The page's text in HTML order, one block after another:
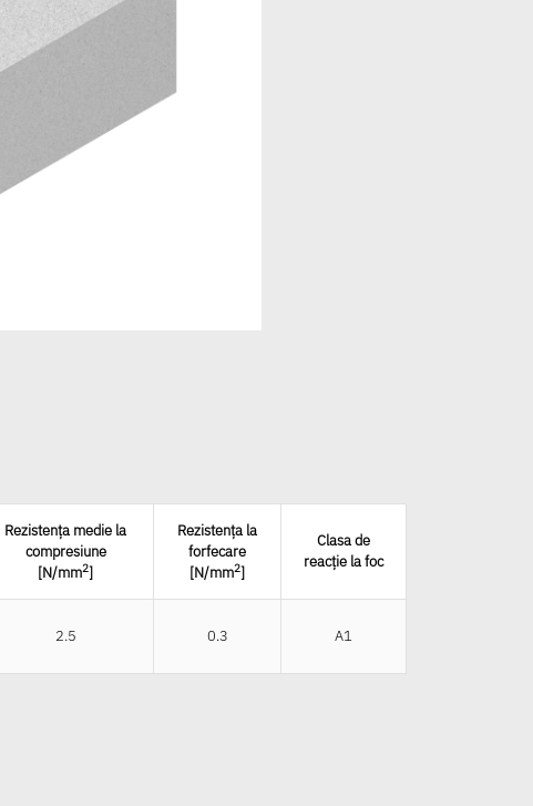
Rezistența medie la
compresiune
[N/mm2]
Rezistența la
forfecare
[N/mm2]
Clasa de
reacție la foc
2.5 0.3 A1